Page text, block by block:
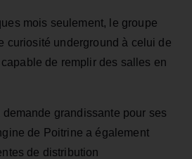
mois seulement, le groupe
curiosité underground à celui de
de remplir des salles en
grandissante pour ses
de Poitrine a également
de distribution